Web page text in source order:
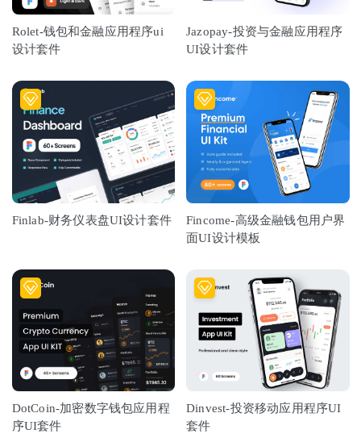
Rolet-钱包和金融应用程序ui
设计套件
Jazopay-投资与金融应用程序
UI设计套件
Finlab-财务仪表盘UI设计套件
Fincome-高级金融钱包用户界
面UI设计模板
DotCoin-加密数字钱包应用程
序UI套件
Dinvest-投资移动应用程序UI
套件